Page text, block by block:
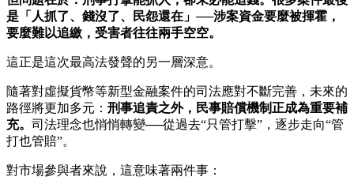
是「人抓了、錢沒了、民怨還在」──涉案資金要麼被揮霍，
要麼難以追繳，受害者往往兩手空空。
這正是這次最高法發聲的另一層深意。
隨著對虛擬貨幣等新型金融案件的司法應對不斷完善，未來的
路徑將更加多元： 刑事追責之外，民事賠償機制正成為重要補
充。 司法理念也悄悄轉變──從過去“只管打擊”，逐步走向“管
打也管賠”。
對市場參與者來說，這意味著兩件事：